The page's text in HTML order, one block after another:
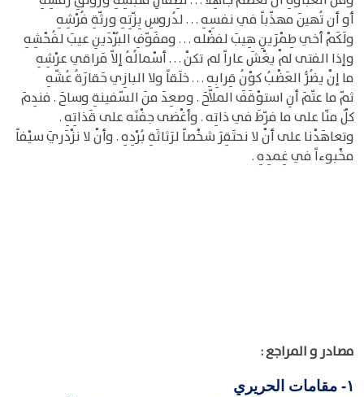
أو أن تُهينَ مهذّباً في نفسِهِ . . . لدُروسِ بِزّتِهِ ورثّةِ فُرْشِهِ
ولَكَمْ أخي طِمْرَينِ هِيبَ لفضْله . . . ومفَوّفِ البُرْدَينِ عيبَ لفُحْشِهِ
وإذا الفتى لمْ يغْشَ عاراً لم تكنْ . . . أسْمالُهُ إلاّ مَراقي عرْشِهِ
ما إنْ يضُرُّ العَضْبُ كوْنُ قِرابِهِ . . . خلَقاً ولا البازِي حَقارَةُ عُشّهِ
ثمّ ما عتّمَ أنِ استوْقَفَ الملاّحَ . وصعِدَ منَ السّفينةِ وساحَ . فندِمَ
كلٌ منّا على ما فرّطَ في ذاتِه . وأغْضى جفْنَه على قَذاتِهِ .
وتعاهَدْنا على أنْ لا نحتَقِرَ شخْصاً لرَثاثَةِ بُرْدِهِ . وأنْ لا نزْدَريَ سيْفاً
مخْبوءاً في غِمدِهِ .
مصادر و المراجع :
١-
مقامات الحريري